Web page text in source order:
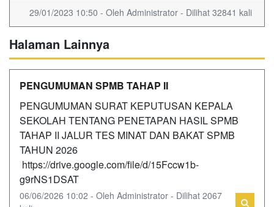
29/01/2023 10:50 - Oleh Administrator - Dilihat 32841 kali
Halaman Lainnya
PENGUMUMAN SPMB TAHAP II
PENGUMUMAN SURAT KEPUTUSAN KEPALA
SEKOLAH TENTANG PENETAPAN HASIL SPMB
TAHAP II JALUR TES MINAT DAN BAKAT SPMB
TAHUN 2026
https://drive.google.com/file/d/15Fccw1b-
g9rNS1DSAT
06/06/2026 10:02 - Oleh Administrator - Dilihat 2067